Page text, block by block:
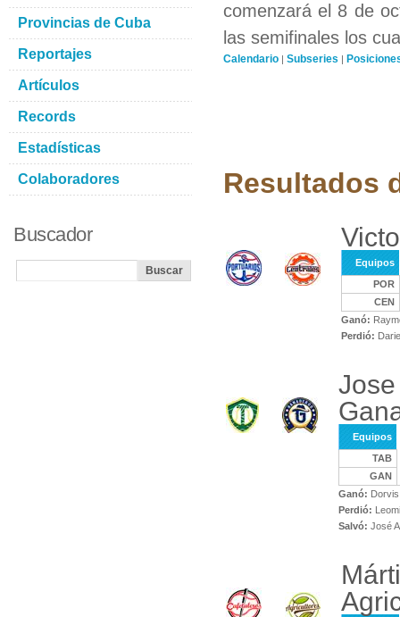
comenzará el 8 de
las semifinales los
Calendario | Subseries |
Resultados
Equipos
POR
CEN
Ganó:
Perdió:
Equipos
TAB
GAN
Ganó:
Perdió:
Salvó: José
Provincias de Cuba
Reportajes
Artículos
Records
Estadísticas
Colaboradores
Buscador